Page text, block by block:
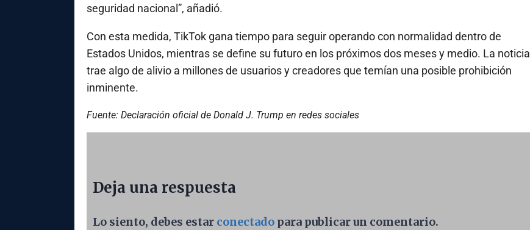
seguridad nacional”, añadió.
Con esta medida, TikTok gana tiempo para seguir operando con normalidad dentro de
Estados Unidos, mientras se define su futuro en los próximos dos meses y medio. La noticia
trae algo de alivio a millones de usuarios y creadores que temían una posible prohibición
inminente.
Fuente: Declaración oficial de Donald J. Trump en redes sociales
Deja una respuesta
Lo siento, debes estar conectado para publicar un comentario.